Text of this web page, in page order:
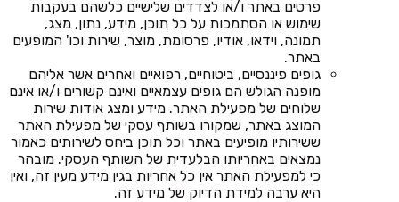
פרטים באתר ו/או לצדדים שלישיים כלשהם בעקבות
שימוש או הסתמכות על כל תוכן, מידע, נתון, מצג,
תמונה, וידאו, אודיו, פרסומת, מוצר, שירות וכו' המופעים
באתר.
גופים פיננסיים, ביטוחיים, רפואיים ואחרים אשר אליהם
מופנה הגולש הם גופים עצמאיים ואינם קשורים ו/או אינם
שלוחים של מפעילת האתר. מידע ומצג אודות שירות
המוצג באתר, שמקורו בשותף עסקי של מפעילת האתר
ששירותיו מופיעים באתר וכל תוכן ביחס לשירותים כאמור
נמצאים באחריותו הבלעדית של השותף העסקי. מובהר
כי למפעילת האתר אין כל אחריות בגין מידע מעין זה, ואין
היא ערבה למידת הדיוק של מידע זה.